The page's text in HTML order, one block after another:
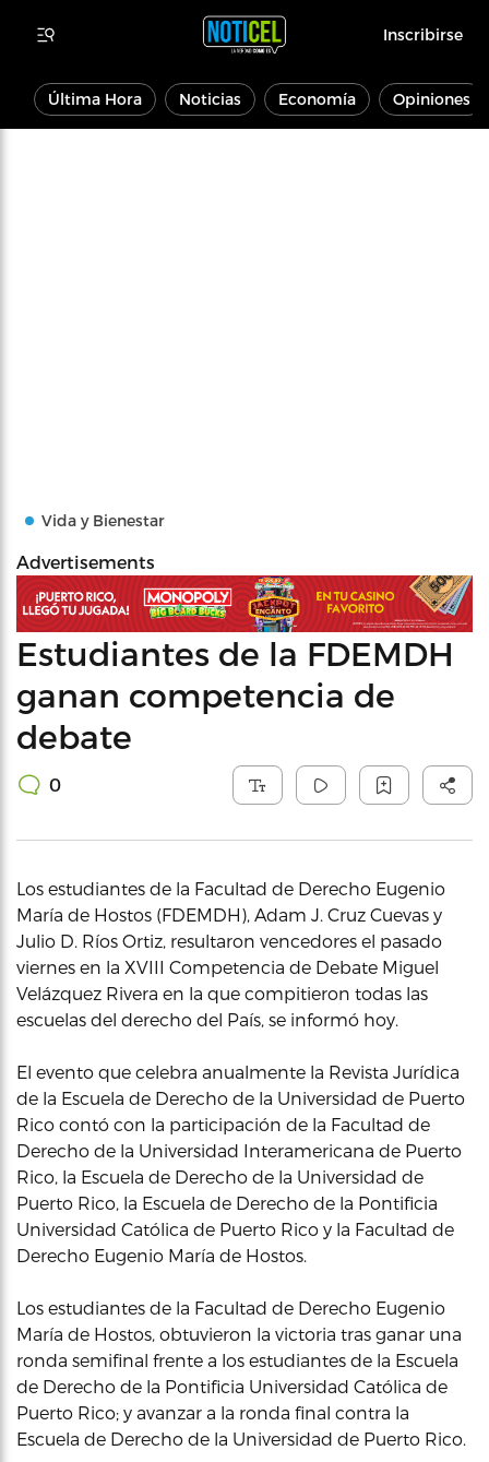
Inscribirse
Última Hora Noticias Economía Opiniones
Vida y Bienestar
Advertisements
Estudiantes de la FDEMDH
ganan competencia de
debate
0
Los estudiantes de la Facultad de Derecho Eugenio
María de Hostos (FDEMDH), Adam J. Cruz Cuevas y
Julio D. Ríos Ortiz, resultaron vencedores el pasado
viernes en la XVIII Competencia de Debate Miguel
Velázquez Rivera en la que compitieron todas las
escuelas del derecho del País, se informó hoy.
El evento que celebra anualmente la Revista Jurídica
de la Escuela de Derecho de la Universidad de Puerto
Rico contó con la participación de la Facultad de
Derecho de la Universidad Interamericana de Puerto
Rico, la Escuela de Derecho de la Universidad de
Puerto Rico, la Escuela de Derecho de la Pontificia
Universidad Católica de Puerto Rico y la Facultad de
Derecho Eugenio María de Hostos.
Los estudiantes de la Facultad de Derecho Eugenio
María de Hostos, obtuvieron la victoria tras ganar una
ronda semifinal frente a los estudiantes de la Escuela
de Derecho de la Pontificia Universidad Católica de
Puerto Rico; y avanzar a la ronda final contra la
Escuela de Derecho de la Universidad de Puerto Rico.